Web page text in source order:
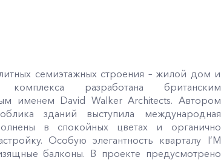
семиэтажных строения – жилой дом и
комплекса разработана британским
именем David Walker Architects. Автором
зданий выступила международная
в спокойных цветах и органично
Особую элегантность кварталу I’M
балконы. В проекте предусмотрено